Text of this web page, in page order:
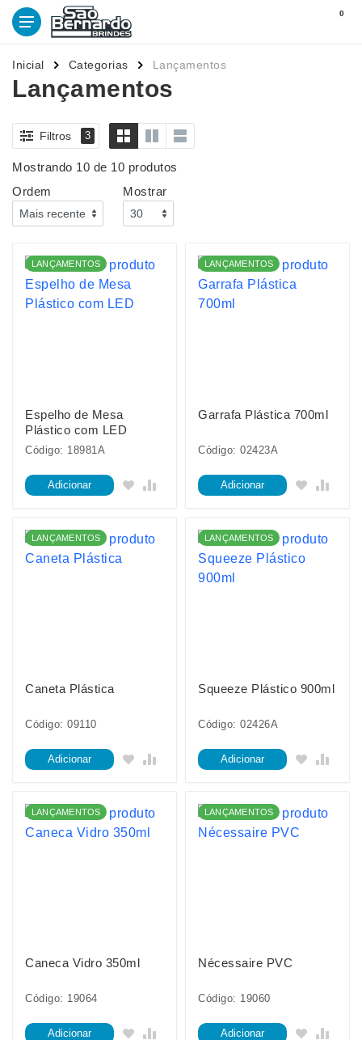
0
Inicial Categorias Lançamentos
Lançamentos
Filtros 3
Mostrando 10 de 10 produtos
Ordem
Mostrar
LANÇAMENTOS
Espelho de Mesa
Plástico com LED
Código: 18981A
Adicionar
LANÇAMENTOS
Garrafa Plástica 700ml
Código: 02423A
Adicionar
LANÇAMENTOS
Caneta Plástica
Código: 09110
Adicionar
LANÇAMENTOS
Squeeze Plástico 900ml
Código: 02426A
Adicionar
LANÇAMENTOS
Caneca Vidro 350ml
Código: 19064
Adicionar
LANÇAMENTOS
Nécessaire PVC
Código: 19060
Adicionar